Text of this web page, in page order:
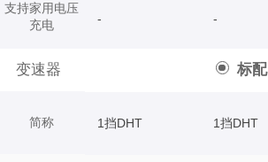
支持家用电压
充电
变速器 标配
简称
- -
1挡DHT 1挡DHT